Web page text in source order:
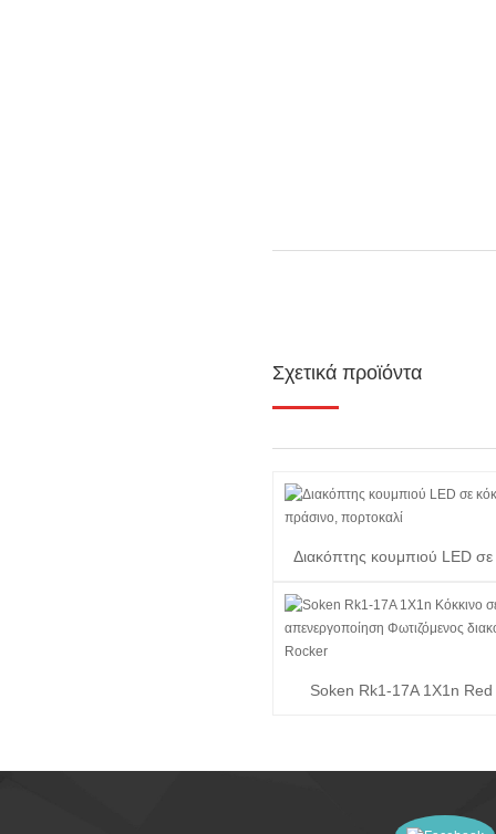
Σχετικά προϊόντα
Διακόπτης κουμπιού LED σε
Soken Rk1-17A 1X1n